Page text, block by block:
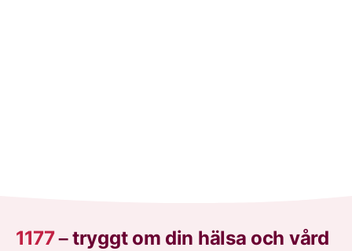
1177–tryggt om din hälsa och vård